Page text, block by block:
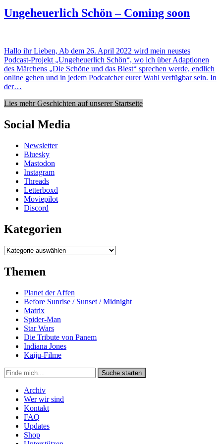
Ungeheuerlich Schön – Coming soon
Hallo ihr Lieben, Ab dem 26. April 2022 wird mein neustes
Podcast-Projekt „Ungeheuerlich Schön“, wo ich über Adaptionen
des Märchens „Die Schöne und das Biest“ sprechen werde, endlich
online gehen und in jedem Podcatcher eurer Wahl verfügbar sein. In
der…
Lies mehr Geschichten auf unserer Startseite
Social Media
Newsletter
Bluesky
Mastodon
Instagram
Threads
Letterboxd
Moviepilot
Discord
Kategorien
Kategorien
Themen
Planet der Affen
Before Sunrise / Sunset / Midnight
Matrix
Spider-Man
Star Wars
Die Tribute von Panem
Indiana Jones
Kaiju-Filme
Suche
in
https://secondunit-
podcast.de/
Suche starten
Archiv
Wer wir sind
Kontakt
FAQ
Updates
Shop